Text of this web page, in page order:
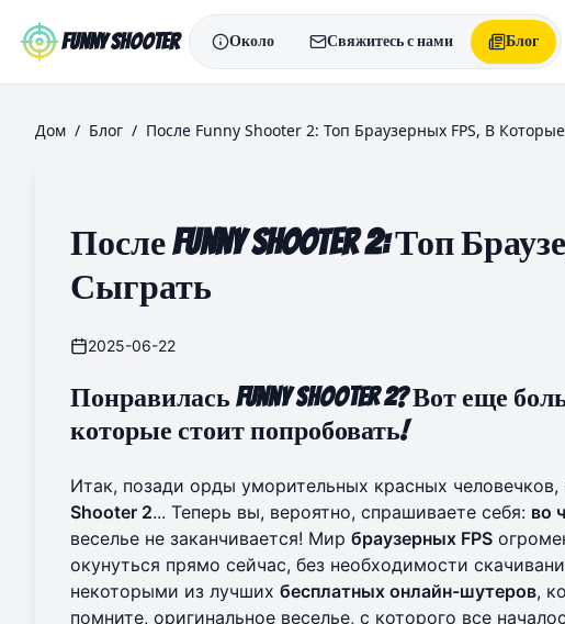
Funny Shooter
Около Свяжитесь с нами Блог
Дом / Блог / После Funny Shooter 2: Топ Браузерных FPS, В
После Funny Shooter 2: Топ
Сыграть
2025-06-22
Понравилась Funny Shooter 2? Вот еще
которые стоит попробовать!
Итак, позади орды уморительных красных
Shooter 2... Теперь вы, вероятно, спрашиваете себя: во
веселье не заканчивается! Мир браузерных FPS
окунуться прямо сейчас, без необходимости
некоторыми из лучших бесплатных онлайн-шутеров,
помните, оригинальное веселье, с которого все